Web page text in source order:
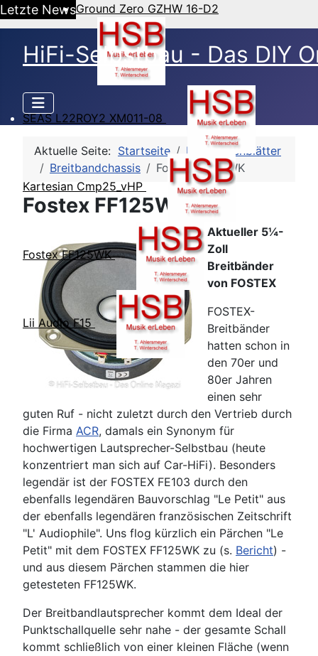
Letzte NewsGround Zero GZHW 16-D2
SEAS L22ROY2 XM011-08
Kartesian Cmp25_vHP
Fostex FF125WK
Lii Audio F15
HiFi-Selbstbau - Das DIY
Aktuelle Seite: Startseite
HSB-Datenblätter
Breitbandchassis
Fostex FF125WK
Fostex FF125WK
Aktueller 5¼-
Zoll
Breitbänder
von FOSTEX
FOSTEX-
Breitbänder
hatten schon in
den 70er und
80er Jahren
einen sehr
guten Ruf - nicht zuletzt durch den Vertrieb durch
die Firma ACR, damals ein Synonym für
hochwertigen Lautsprecher-Selbstbau (heute
konzentriert man sich auf Car-HiFi). Besonders
legendär ist der FOSTEX FE103 durch den
ebenfalls legendären Bauvorschlag "Le Petit" aus
der ebenfalls legendären französischen Zeitschrift
"L' Audiophile". Uns flog kürzlich ein Pärchen "Le
Petit" mit dem FOSTEX FF125WK zu (s. Bericht) -
und aus diesem Pärchen stammen die hier
getesteten FF125WK.
Der Breitbandlautsprecher kommt dem Ideal der
Punktschallquelle sehr nahe - der gesamte Schall
kommt schließlich von einer kleinen Fläche (wenn